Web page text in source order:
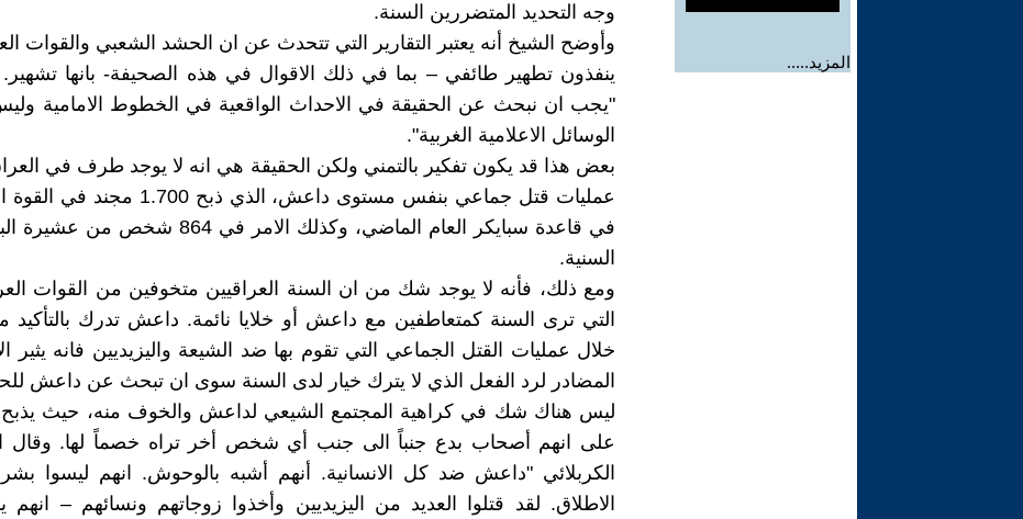
المزيد.....
وجه التحديد المتضررين السنة.‏
وأوضح الشيخ أنه يعتبر التقارير التي تتحدث عن ان الحشد الشعبي والقوات
ينفذون تطهير طائفي – بما ‏في ذلك الاقوال في هذه الصحيفة- بانها
"يجب ان نبحث عن الحقيقة في الاحداث الواقعية في ‏الخطوط الامامية
الوسائل الاعلامية الغربية". ‏
بعض هذا قد يكون تفكير بالتمني ولكن الحقيقة هي انه لا يوجد طرف في
عمليات قتل جماعي بنفس ‏مستوى داعش، الذي ذبح 1.700
في قاعدة سبايكر العام الماضي، وكذلك الامر في 864 ‏شخص من
السنية.‏
ومع ذلك، فأنه لا يوجد شك من ان السنة العراقيين متخوفين من القوات
التي ترى السنة كمتعاطفين مع ‏داعش أو خلايا نائمة. داعش تدرك بالتأكيد
خلال عمليات القتل الجماعي التي تقوم بها ضد الشيعة ‏واليزيديين فانه يثير
المضادر لرد الفعل الذي لا يترك خيار لدى السنة سوى ان تبحث عن داعش
ليس هناك شك في كراهية المجتمع الشيعي لداعش والخوف منه، حيث يذبح
على انهم أصحاب بدع جنباً ‏الى جنب أي شخص أخر تراه خصماً لها. وقال
الكربلائي "داعش ضد كل الانسانية. أنهم أشبه بالوحوش. ‏انهم ليسوا
الاطلاق. لقد قتلوا العديد من اليزيديين وأخذوا زوجاتهم ونسائهم – انهم